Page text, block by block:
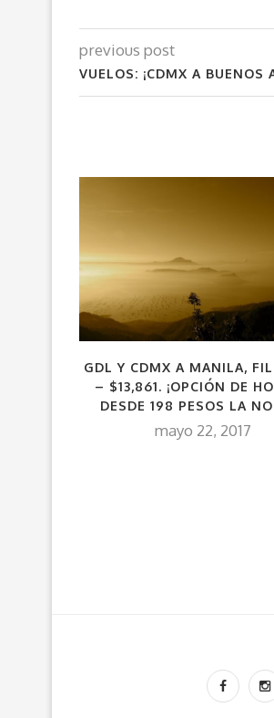
previous post
VUELOS: ¡CDMX A
GDL Y CDMX A MANILA,
– $13,861. ¡OPCIÓN DE
DESDE 198 PESOS LA
mayo 22, 2017